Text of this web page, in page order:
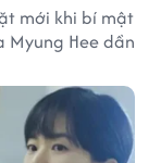
mới khi bí mật
Myung Hee dần